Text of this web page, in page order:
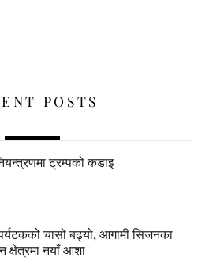
POSTS
ट्रम्पको कडाइ
चासो बढ्यो, आगामी सिजनका
क्षेत्रमा नयाँ आशा